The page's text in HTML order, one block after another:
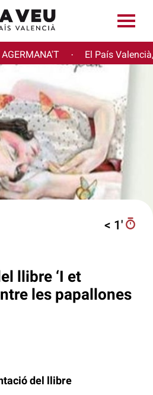
· El País
< 1′
llibre ‘I et
les papallones
del llibre